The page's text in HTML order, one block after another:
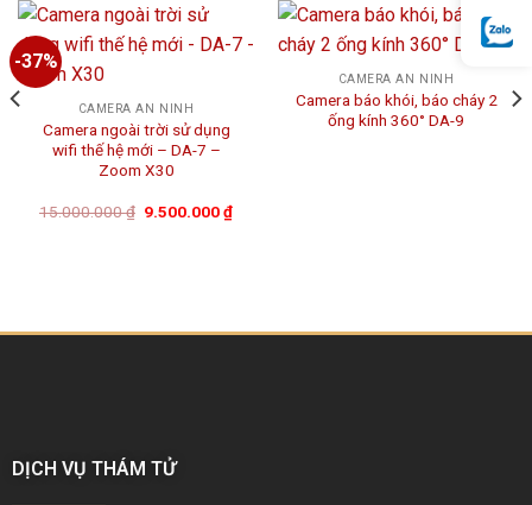
-37%
CAMERA AN NINH
Camera ngoài trời sử dụng
wifi thế hệ mới – DA-7 –
Zoom X30
15.000.000₫ 9.500.000₫
CAMERA AN NINH
Camera báo khói, báo cháy 2
ống kính 360° DA-9
DỊCH VỤ THÁM TỬ